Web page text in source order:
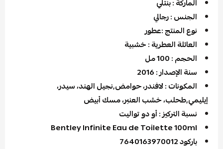
الماركة : بنتلي
الجنس : رجالي
نوع المنتج :عطور
العائلة العطرية : خشبية
الحجم : 100 مل
سنة الإصدار : 2016
المكونات : لافندر، حوامض,نجيل الهند، سيدر،
إيليمي,طحلب، خشب العنبر، مسك أبيض
نسبة التركيز : أو دو تواليت
Bentley Infinite Eau de Toilette 100ml
باركود 7640163970012